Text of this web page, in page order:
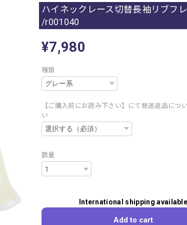
ハイネックレース切替長袖リブフ
/r001040
¥7,980
種類
【ご購入前にお読み下さい】にて発送返品につ
い
数量
International shipping
Add to cart